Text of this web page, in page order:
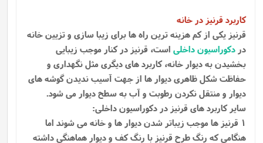
کاربرد قرنیز در خانه
قرنیز یکی از کم هزینه ترین راه ها برای زیبا سازی و تزیین خانه
در دکوراسیون داخلی است، قرنیز در کنار موجب زیبایی
بخشیدن به دیوار خانه، کاربرد های دیگری مثل نگهداری و
حفاظت شکل ظاهری دیوار ها از جهت آسیب ندیدن گوشه ‌های
دیوار و منتقل نکردن رطوبت و آب به سطح دیوار می‌ شود.
سایر کاربرد های قرنیز در دکوراسیون داخلی:
1 قرنیز ها موجب زیباتر شدن دیوار ها و خانه می شوند اما
هنگامی که رنگ طرح قرنیز با رنگ کف و دیوار هماهنگی داشته